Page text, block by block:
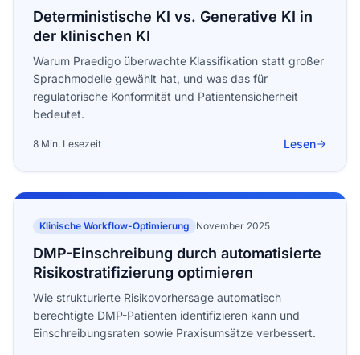
Deterministische KI vs. Generative KI in
der klinischen KI
Warum Praedigo überwachte Klassifikation statt großer
Sprachmodelle gewählt hat, und was das für
regulatorische Konformität und Patientensicherheit
bedeutet.
8 Min. Lesezeit Lesen
Klinische Workflow-Optimierung November 2025
DMP-Einschreibung durch automatisierte
Risikostratifizierung optimieren
Wie strukturierte Risikovorhersage automatisch
berechtigte DMP-Patienten identifizieren kann und
Einschreibungsraten sowie Praxisumsätze verbessert.